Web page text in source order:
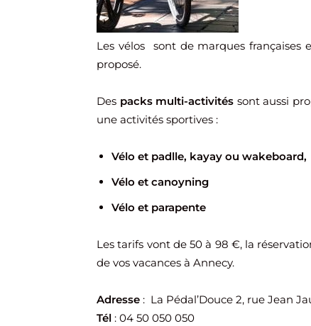
Les vélos sont de marques françaises
proposé.
Des packs multi-activités sont aussi
une activités sportives :
Vélo et padlle, kayay ou wakeboard,
Vélo et canoyning
Vélo et parapente
Les tarifs vont de 50 à 98 €, la
de vos vacances à Annecy.
Adresse : La Pédal’Douce 2, rue Jean
Tél : 04 50 050 050